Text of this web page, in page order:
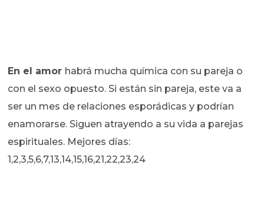
En el amor habrá mucha química con su pareja o
con el sexo opuesto. Si están sin pareja, este va a
ser un mes de relaciones esporádicas y podrían
enamorarse. Siguen atrayendo a su vida a parejas
espirituales. Mejores días:
1,2,3,5,6,7,13,14,15,16,21,22,23,24